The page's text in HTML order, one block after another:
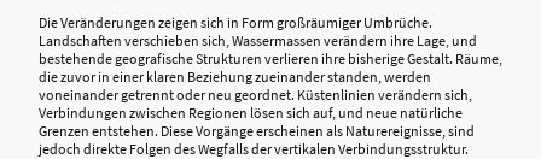
Die Veränderungen zeigen sich in Form großräumiger Umbrüche.
Landschaften verschieben sich, Wassermassen verändern ihre Lage, und
bestehende geografische Strukturen verlieren ihre bisherige Gestalt. Räume,
die zuvor in einer klaren Beziehung zueinander standen, werden
voneinander getrennt oder neu geordnet. Küstenlinien verändern sich,
Verbindungen zwischen Regionen lösen sich auf, und neue natürliche
Grenzen entstehen. Diese Vorgänge erscheinen als Naturereignisse, sind
jedoch direkte Folgen des Wegfalls der vertikalen Verbindungsstruktur.